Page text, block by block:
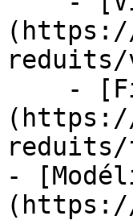
(https://
(https://
-
(https://